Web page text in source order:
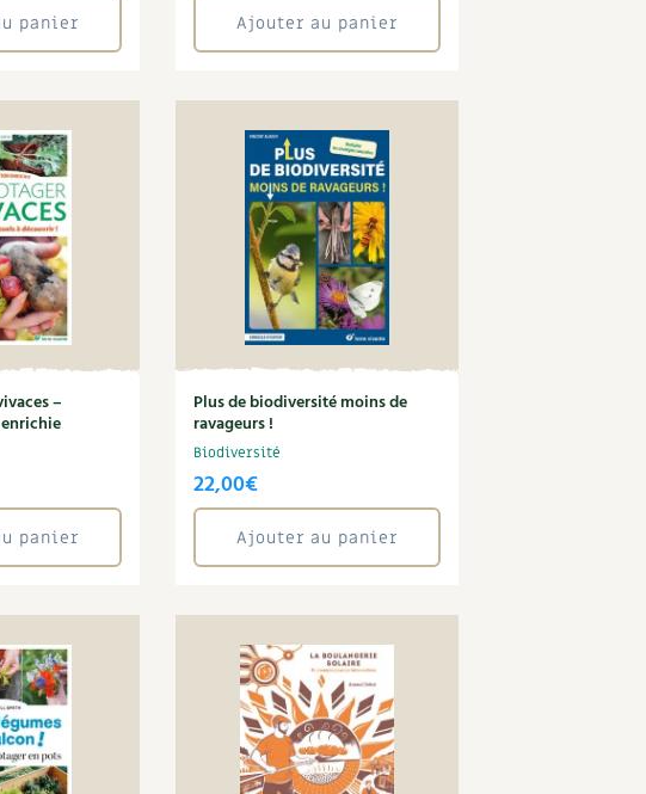
panier Ajouter au panier
–
panier
Plus de biodiversité moins de
ravageurs !
Biodiversité
22,00€
Ajouter au panier